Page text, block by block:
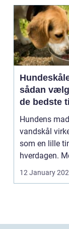
sådan
de bedste
hund
Hundens
vandskål
som en lille
hverdagen.
af sk&arin...
12 January